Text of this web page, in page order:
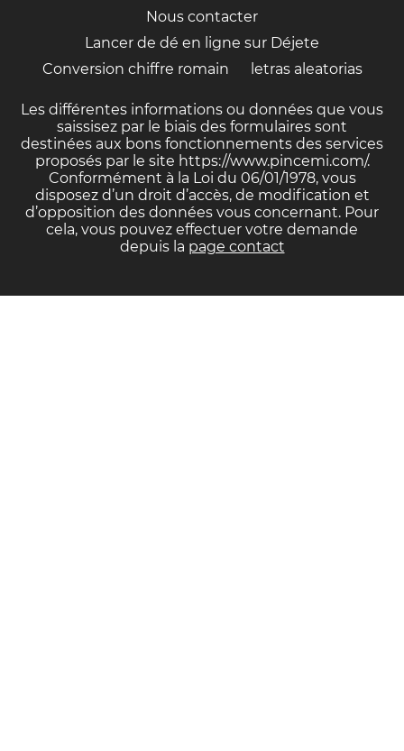
Nous contacter
Lancer de dé en ligne sur Déjete
Conversion chiffre romain
letras aleatorias
Les différentes informations ou données que vous
saissisez par le biais des formulaires sont
destinées aux bons fonctionnements des services
proposés par le site https://www.pincemi.com/.
Conformément à la Loi du 06/01/1978, vous
disposez d’un droit d’accès, de modification et
d’opposition des données vous concernant. Pour
cela, vous pouvez effectuer votre demande
depuis la page contact